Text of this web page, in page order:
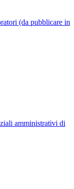
(da pubblicare in
amministrativi di